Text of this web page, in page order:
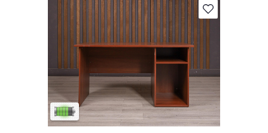
В избранное
У товара присутствуют незначительные
следы эксплуатации, не влияющие на
удобство его использования
Низкая степень износа